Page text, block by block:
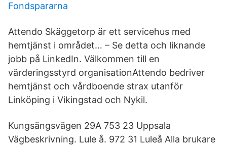
Fondspararna
Attendo Skäggetorp är ett servicehus med
hemtjänst i området… – Se detta och liknande
jobb på LinkedIn. Välkommen till en
värderingsstyrd organisationAttendo bedriver
hemtjänst och vårdboende strax utanför
Linköping i Vikingstad och Nykil.
Kungsängsvägen 29A 753 23 Uppsala
Vägbeskrivning. Lule å. 972 31 Luleå Alla brukare